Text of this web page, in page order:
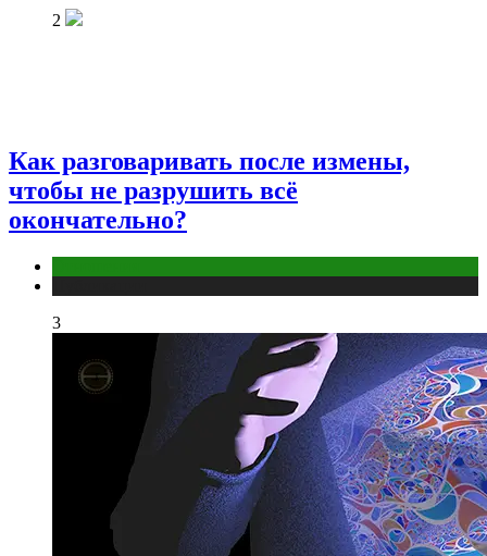
2
Как разговаривать после измены,
чтобы не разрушить всё
окончательно?
3